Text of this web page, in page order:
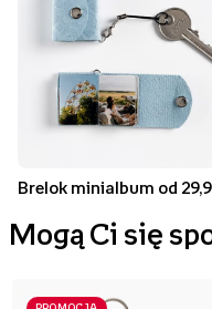
Brelok minialbum od
Mogą Ci się